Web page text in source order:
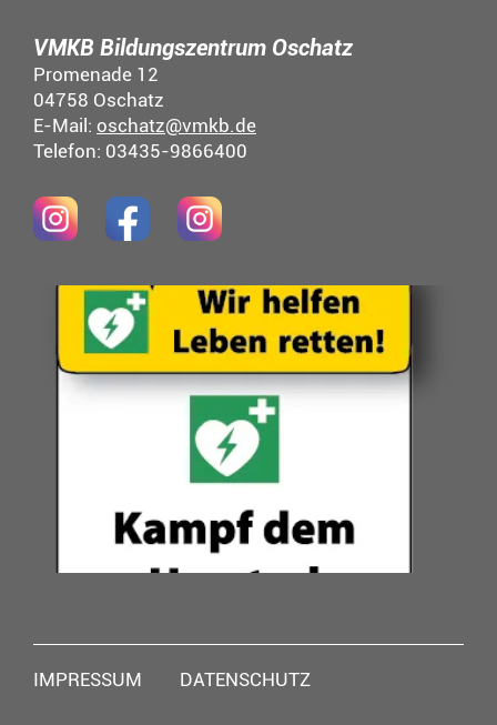
VMKB Bildungszentrum Oschatz
Promenade 12
04758 Oschatz
E-Mail: oschatz@vmkb.de
Telefon: 03435-9866400
Navigation
IMPRESSUM DATENSCHUTZ